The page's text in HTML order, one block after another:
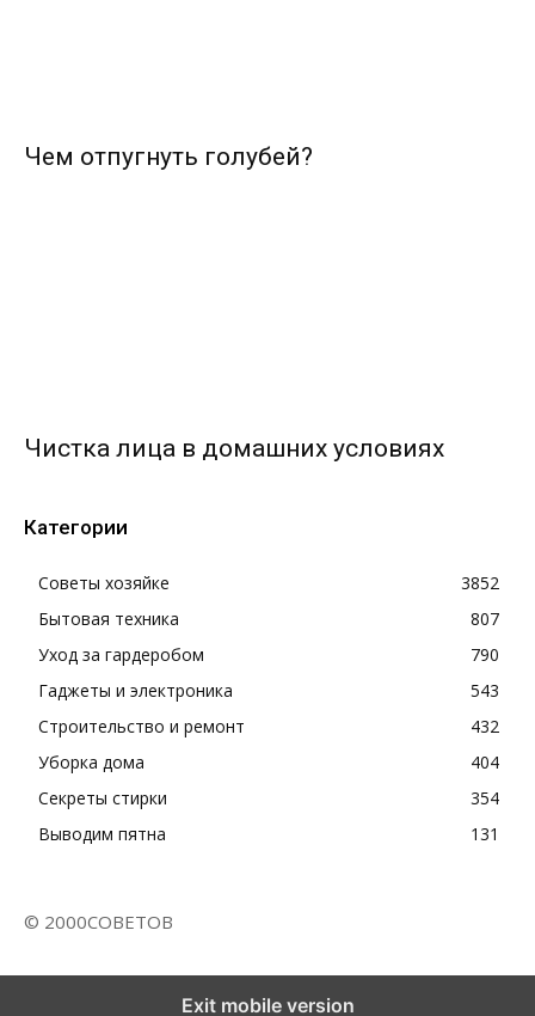
Чем отпугнуть голубей?
Чистка лица в домашних условиях
Категории
Советы хозяйке
3852
Бытовая техника
807
Уход за гардеробом
790
Гаджеты и электроника
543
Строительство и ремонт
432
Уборка дома
404
Секреты стирки
354
Выводим пятна
131
© 2000СОВЕТОВ
Exit mobile version